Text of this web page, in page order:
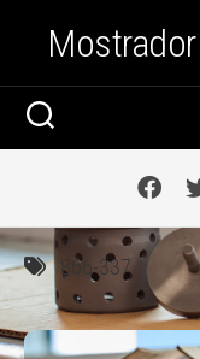
866-337